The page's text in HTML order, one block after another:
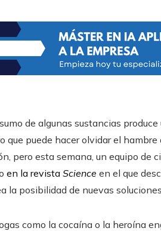
de algunas sustancias
que puede hacer olvidar el
pero esta semana, un equipo de
en la revista Science en el que
la posibilidad de nuevas
como la cocaína o la heroína